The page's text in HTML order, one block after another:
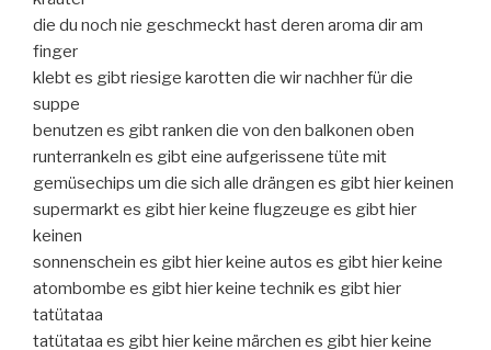
die du noch nie geschmeckt hast deren aroma dir am
finger
klebt es gibt riesige karotten die wir nachher für die
suppe
benutzen es gibt ranken die von den balkonen oben
runterrankeln es gibt eine aufgerissene tüte mit
gemüsechips um die sich alle drängen es gibt hier keinen
supermarkt es gibt hier keine flugzeuge es gibt hier
keinen
sonnenschein es gibt hier keine autos es gibt hier keine
atombombe es gibt hier keine technik es gibt hier
tatütataa
tatütataa es gibt hier keine märchen es gibt hier keine